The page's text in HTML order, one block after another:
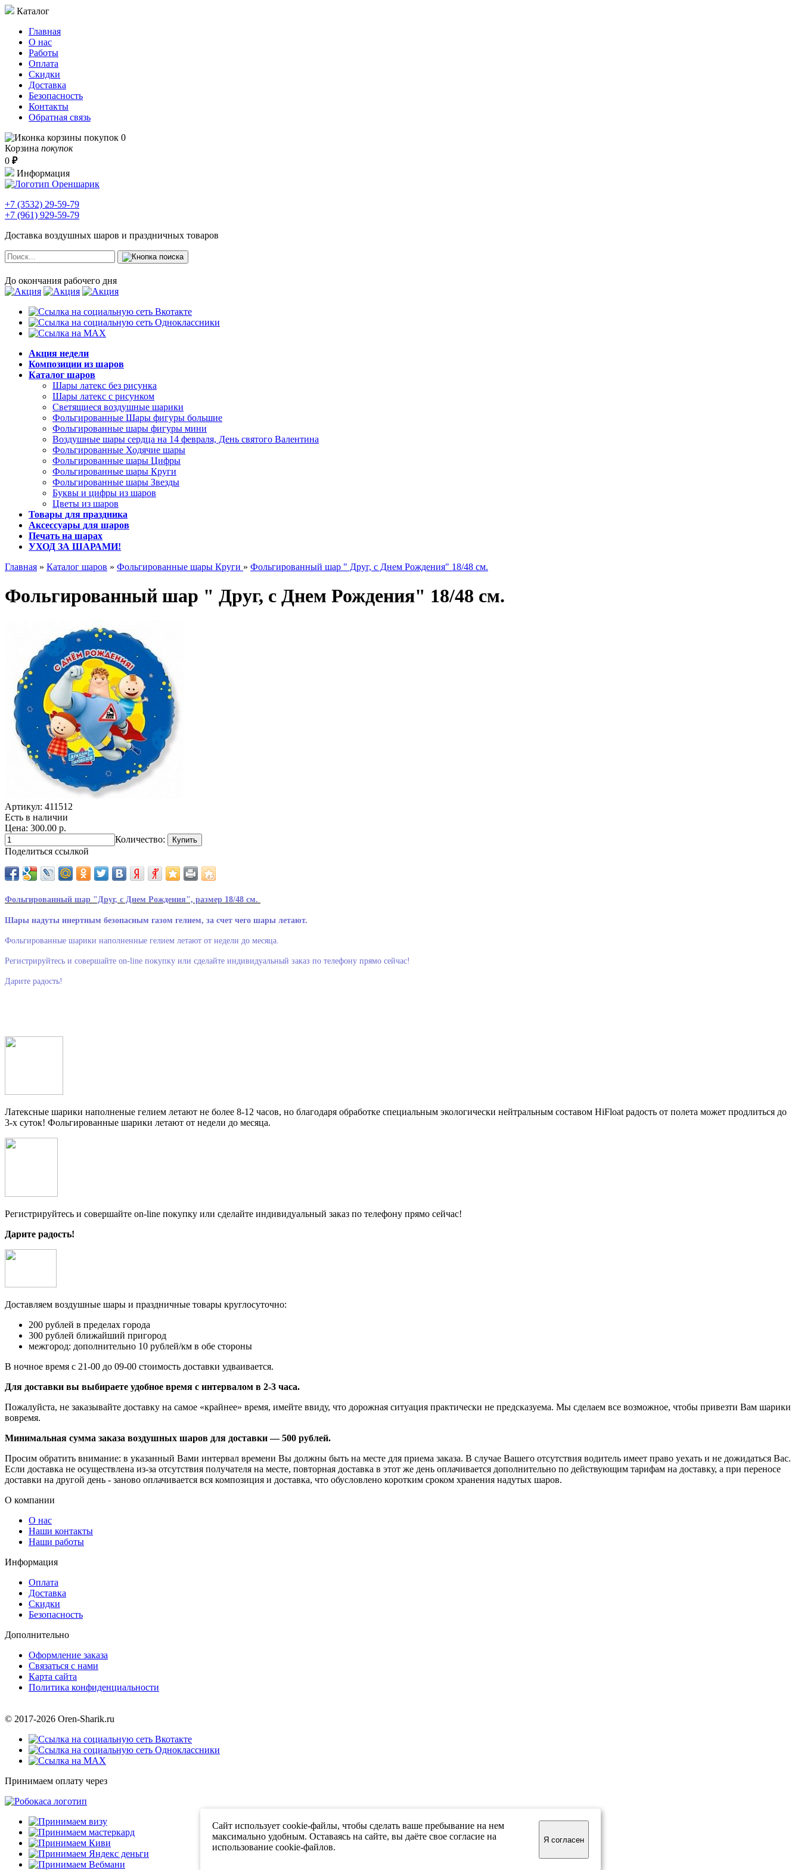
Каталог
Главная
О нас
Работы
Оплата
Скидки
Доставка
Безопасность
Контакты
Обратная связь
0
Корзина покупок
0 ₽
Информация
+7 (3532) 29-59-79
+7 (961) 929-59-79
Доставка воздушных шаров и праздничных товаров
До окончания рабочего дня
Акция недели
Композиции из шаров
Каталог шаров
Шары латекс без рисунка
Шары латекс с рисунком
Светящиеся воздушные шарики
Фольгированные Шары фигуры большие
Фольгированные шары фигуры мини
Воздушные шары сердца на 14 февраля, День святого Валентина
Фольгированные Ходячие шары
Фольгированные шары Цифры
Фольгированные шары Круги
Фольгированные шары Звезды
Буквы и цифры из шаров
Цветы из шаров
Товары для праздника
Аксессуары для шаров
Печать на шарах
УХОД ЗА ШАРАМИ!
Главная » Каталог шаров » Фольгированные шары Круги » Фольгированный шар " Друг, с Днем Рождения" 18/48 см.
Фольгированный шар " Друг, с Днем Рождения" 18/48 см.
Артикул: 411512
Есть в наличии
Цена: 300.00 р.
Количество:
Поделиться ссылкой
Фольгированный шар "Друг, с Днем Рождения", размер 18/48 см.
Шары надуты инертным безопасным газом гелием, за счет чего шары летают.
Фольгированные шарики наполненные гелием летают от недели до месяца.
Регистрируйтесь и совершайте on-line покупку или сделайте индивидуальный заказ по телефону прямо сейчас!
Дарите радость!
Латексные шарики наполненые гелием летают не более 8-12 часов, но благодаря обработке специальным экологически нейтральным составом HiFloat радость от полета может продлиться до
3-х суток! Фольгированные шарики летают от недели до месяца.
Регистрируйтесь и совершайте on-line покупку или сделайте индивидуальный заказ по телефону прямо сейчас!
Дарите радость!
Доставляем воздушные шары и праздничные товары круглосуточно:
200 рублей в пределах города
300 рублей ближайший пригород
межгород: дополнительно 10 рублей/км в обе стороны
В ночное время с 21-00 до 09-00 стоимость доставки удваивается.
Для доставки вы выбираете удобное время с интервалом в 2-3 часа.
Пожалуйста, не заказывайте доставку на самое «крайнее» время, имейте ввиду, что дорожная ситуация практически не предсказуема. Мы сделаем все возможное, чтобы привезти Вам шарики
вовремя.
Минимальная сумма заказа воздушных шаров для доставки — 500 рублей.
Просим обратить внимание: в указанный Вами интервал времени Вы должны быть на месте для приема заказа. В случае Вашего отсутствия водитель имеет право уехать и не дожидаться Вас.
Если доставка не осуществлена из-за отсутствия получателя на месте, повторная доставка в этот же день оплачивается дополнительно по действующим тарифам на доставку, а при переносе
доставки на другой день - заново оплачивается вся композиция и доставка, что обусловлено коротким сроком хранения надутых шаров.
О компании
О нас
Наши контакты
Наши работы
Информация
Оплата
Доставка
Скидки
Безопасность
Дополнительно
Оформление заказа
Связаться с нами
Карта сайта
Политика конфиденциальности
© 2017-2026 Oren-Sharik.ru
Принимаем оплату через
Сайт использует cookie-файлы, чтобы сделать ваше пребывание на нем
максимально удобным. Оставаясь на сайте, вы даёте свое согласие на
использование cookie-файлов.
Я согласен